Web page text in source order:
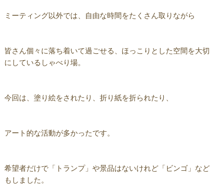
ミーティング以外では、自由な時間をたくさん取りながら
皆さん個々に落ち着いて過ごせる、ほっこりとした空間を大切
にしているしゃべり場。
今回は、塗り絵をされたり、折り紙を折られたり、
アート的な活動が多かったです。
希望者だけで「トランプ」や景品はないけれど「ビンゴ」など
もしました。